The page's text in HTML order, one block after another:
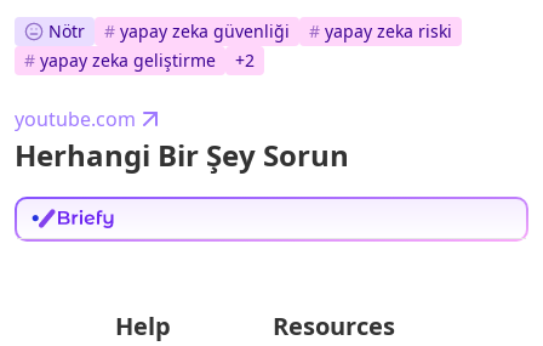
Nötr # yapay zeka güvenliği # yapay zeka riski
# yapay zeka geliştirme +2
youtube.com
Herhangi Bir Şey Sorun
Help Resources